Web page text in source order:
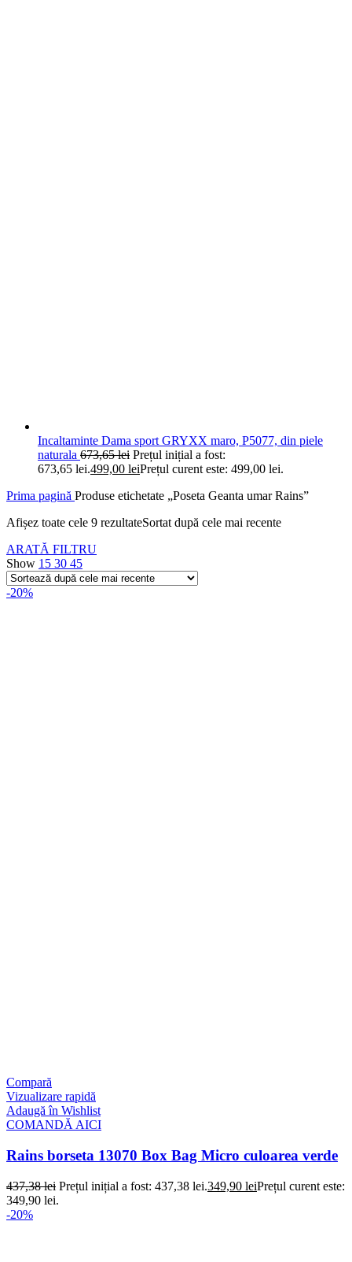
Incaltaminte Dama sport GRYXX maro, P5077, din piele
naturala 673,65lei Prețul inițial a fost:
673,65 lei.499,00 leiPrețul curent este: 499,00 lei.
Prima pagină Produse etichetate „Poseta Geanta umar Rains”
Afișez toate cele 9 rezultateSortat după cele mai recente
ARATĂ FILTRU
Show 15 30 45
-20%
Compară
Vizualizare rapidă
Adaugă în Wishlist
COMANDĂ AICI
Rains borseta 13070 Box Bag Micro culoarea verde
437,38lei Prețul inițial a fost: 437,38 lei.349,90 leiPrețul curent este:
349,90 lei.
-20%